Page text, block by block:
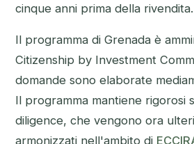
cinque anni prima della rivendita.
Il programma di Grenada è
Citizenship by Investment
domande sono elaborate
Il programma mantiene rigorosi
diligence, che vengono ora
armonizzati nell'ambito di